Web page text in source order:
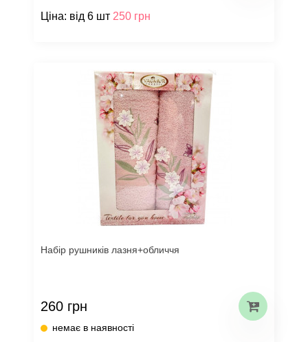
Ціна: від 6 шт 250 грн
Набір рушників лазня+обличчя
260 грн
немає в наявності